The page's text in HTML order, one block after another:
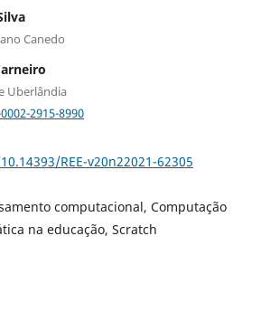
Canedo
Uberlândia
2915-8990
REE-v20n22021-62305
computacional, Computação
na educação, Scratch